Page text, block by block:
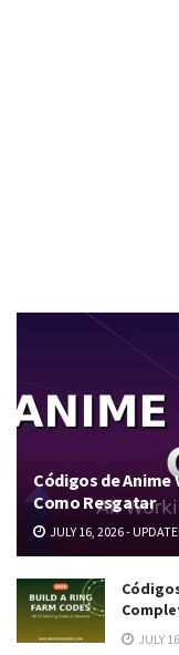
Códigos de Anime
Como Resgatar
JULY 16, 2026 -
JULY